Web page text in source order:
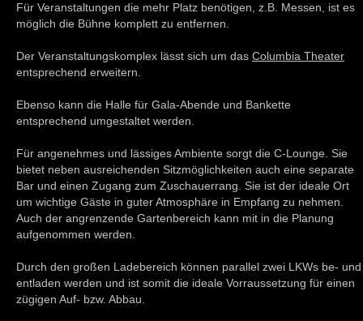
Für Veranstaltungen die mehr Platz benötigen, z.B. Messen, ist es
möglich die Bühne komplett zu entfernen.
Der Veranstaltungskomplex lässt sich um das Columbia Theater
entsprechend erweitern.
Ebenso kann die Halle für Gala-Abende und Bankette
entsprechend umgestaltet werden.
Für angenehmes und lässiges Ambiente sorgt die C-Lounge. Sie
bietet neben ausreichenden Sitzmöglichkeiten auch eine separate
Bar und einen Zugang zum Zuschauerrang. Sie ist der ideale Ort
um wichtige Gäste in guter Atmosphäre in Empfang zu nehmen.
Auch der angrenzende Gartenbereich kann mit in die Planung
aufgenommen werden.
Durch den großen Ladebereich können parallel zwei LKWs be- und
entladen werden und ist somit die ideale Vorraussetzung für einen
zügigen Auf- bzw. Abbau.